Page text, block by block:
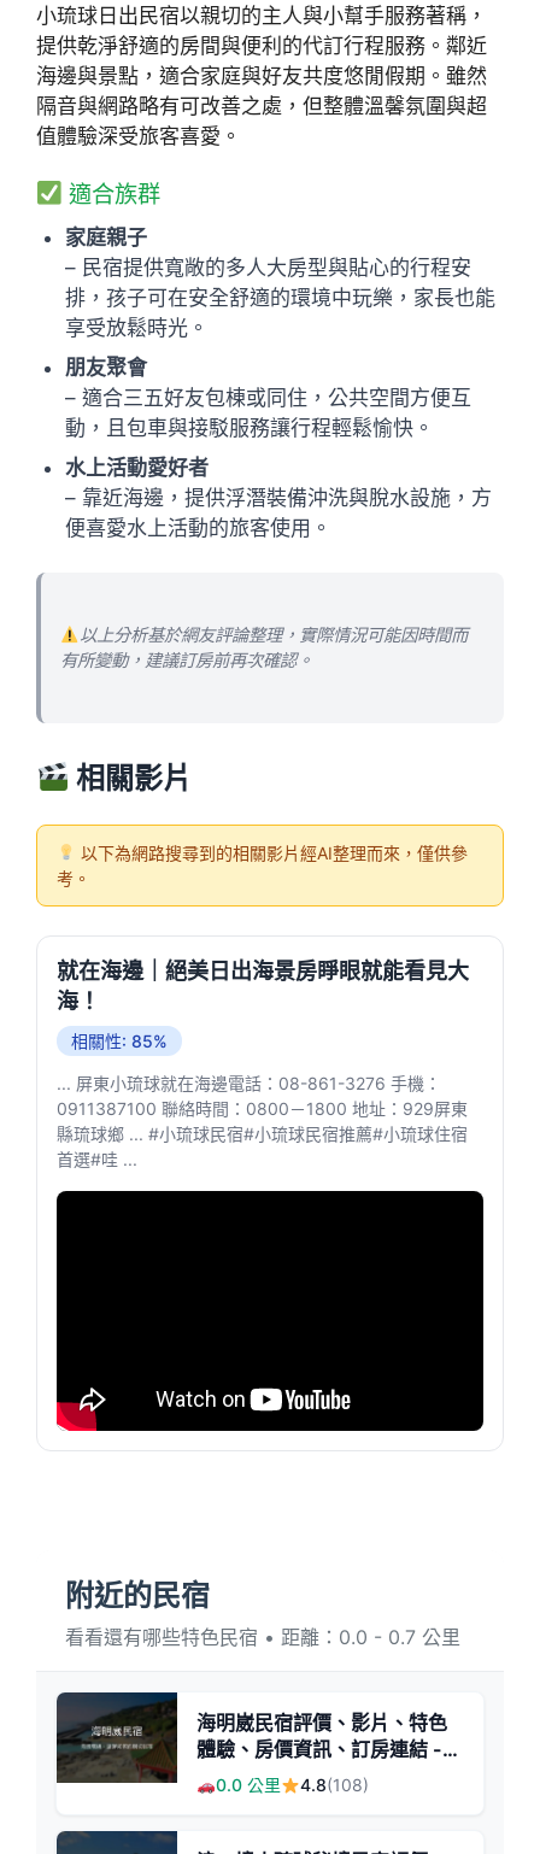
小琉球日出民宿以親切的主人與小幫手服務著稱，
提供乾淨舒適的房間與便利的代訂行程服務。鄰近
海邊與景點，適合家庭與好友共度悠閒假期。雖然
隔音與網路略有可改善之處，但整體溫馨氛圍與超
值體驗深受旅客喜愛。
適合族群
家庭親子
– 民宿提供寬敞的多人大房型與貼心的行程安
排，孩子可在安全舒適的環境中玩樂，家長也能
享受放鬆時光。
朋友聚會
– 適合三五好友包棟或同住，公共空間方便互
動，且包車與接駁服務讓行程輕鬆愉快。
水上活動愛好者
– 靠近海邊，提供浮潛裝備沖洗與脫水設施，方
便喜愛水上活動的旅客使用。
以上分析基於網友評論整理，實際情況可能因時間而
有所變動，建議訂房前再次確認。
相關影片
以下為網路搜尋到的相關影片經AI整理而來，僅供參
考。
就在海邊｜絕美日出海景房睜眼就能看見大
海！
相關性: 85%
... 屏東小琉球就在海邊電話：08-861-3276 手機：
0911387100 聯絡時間：0800－1800 地址：929屏東
縣琉球鄉 ... #小琉球民宿#小琉球民宿推薦#小琉球住宿
首選#哇 ...
附近的民宿
看看還有哪些特色民宿 • 距離：0.0 - 0.7 公里
海明崴民宿評價、影片、特色
體驗、房價資訊、訂房連結 -
海景親切服務
0.0 公里 4.8(108)